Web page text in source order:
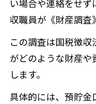
い場合や連絡をせ
収職員が《財産調査
この調査は国税徴
がどのような財産
します。
具体的には、預貯